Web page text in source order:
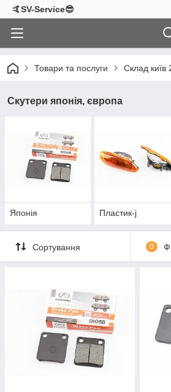
🤙SV-Service😎
Товари та послуги Склад київ
Скутери японія, європа
Японія Пластик-j
Сортування 0